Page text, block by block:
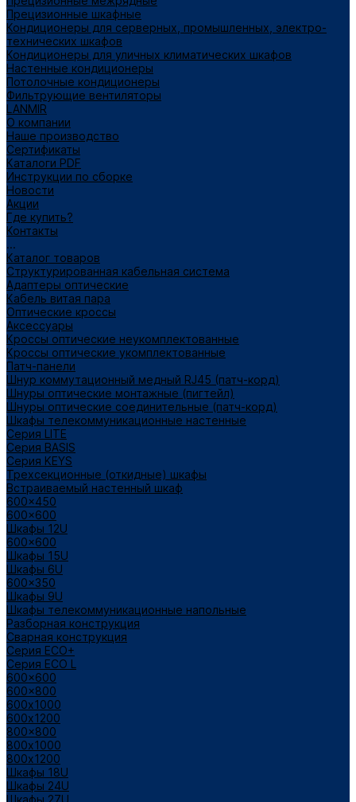
Прецизионные шкафные
Кондиционеры для серверных, промышленных, электро-
технических шкафов
Кондиционеры для уличных климатических шкафов
Настенные кондиционеры
Потолочные кондиционеры
Фильтрующие вентиляторы
LANMIR
О компании
Наше производство
Сертификаты
Каталоги PDF
Инструкции по сборке
Новости
Акции
Где купить?
Контакты
...
Каталог товаров
Структурированная кабельная система
Адаптеры оптические
Кабель витая пара
Оптические кроссы
Аксессуары
Кроссы оптические неукомплектованные
Кроссы оптические укомплектованные
Патч-панели
Шнур коммутационный медный RJ45 (патч-корд)
Шнуры оптические монтажные (пигтейл)
Шнуры оптические соединительные (патч-корд)
Шкафы телекоммуникационные настенные
Cерия LITE
Cерия BASIS
Cерия KEYS
Трехсекционные (откидные) шкафы
Встраиваемый настенный шкаф
600x450
600x600
Шкафы 12U
600x600
Шкафы 15U
Шкафы 6U
600x350
Шкафы 9U
Шкафы телекоммуникационные напольные
Разборная конструкция
Сварная конструкция
Серия ECO+
Серия ECO L
600x600
600x800
600х1000
600х1200
800x800
800х1000
800х1200
Шкафы 18U
Шкафы 24U
Шкафы 27U